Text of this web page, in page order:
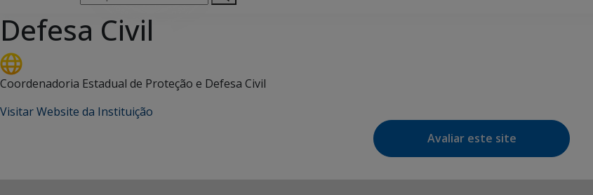
por:
Defesa Civil
Coordenadoria Estadual de Proteção e Defesa Civil
Visitar Website da Instituição
Avaliar este site